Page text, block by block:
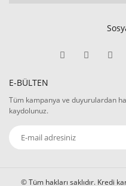
E-BÜLTEN
Tüm kampanya ve duyurulardan
kaydolunuz.
© Tüm hakları saklıdır. Kredi